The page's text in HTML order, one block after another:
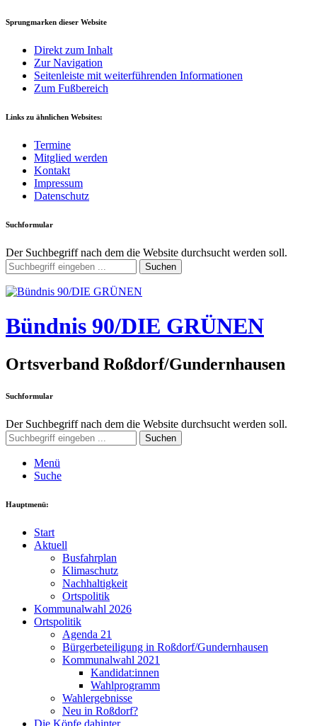
Sprungmarken dieser Website
Direkt zum Inhalt
Zur Navigation
Seitenleiste mit weiterführenden Informationen
Zum Fußbereich
Links zu ähnlichen Websites:
Termine
Mitglied werden
Kontakt
Impressum
Datenschutz
Suchformular
Der Suchbegriff nach dem die Website durchsucht werden soll.
Suchen
Bündnis 90/DIE GRÜNEN
Ortsverband Roßdorf/Gundernhausen
Suchformular
Der Suchbegriff nach dem die Website durchsucht werden soll.
Suchen
Menü
Suche
Hauptmenü:
Start
Aktuell
Busfahrplan
Klimaschutz
Nachhaltigkeit
Ortspolitik
Kommunalwahl 2026
Ortspolitik
Agenda 21
Bürgerbeteiligung in Roßdorf/Gundernhausen
Kommunalwahl 2021
Kandidat:innen
Wahlprogramm
Wahlergebnisse
Neu in Roßdorf?
Die Köpfe dahinter